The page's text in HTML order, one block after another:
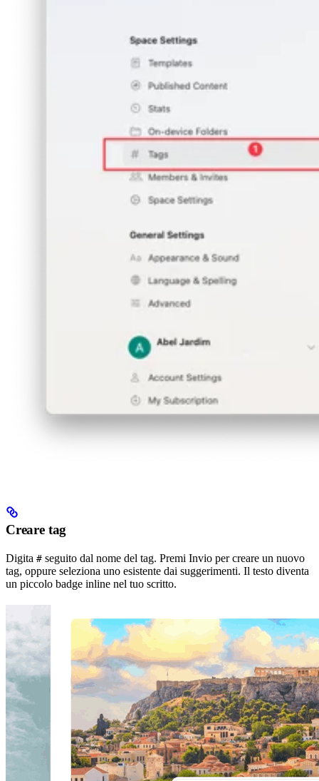
Creare tag
Digita # seguito dal nome del tag. Premi Invio per creare un nuovo
tag, oppure seleziona uno esistente dai suggerimenti. Il testo diventa
un piccolo badge inline nel tuo scritto.